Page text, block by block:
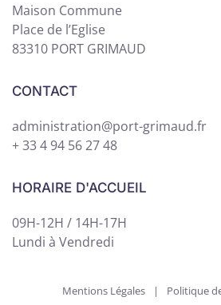
Maison Commune
Place de l’Eglise
83310 PORT GRIMAUD
CONTACT
administration@port-grimaud.fr
+ 33 4 94 56 27 48
HORAIRE D'ACCUEIL
09H-12H / 14H-17H
Lundi à Vendredi
Mentions Légales |
Politique